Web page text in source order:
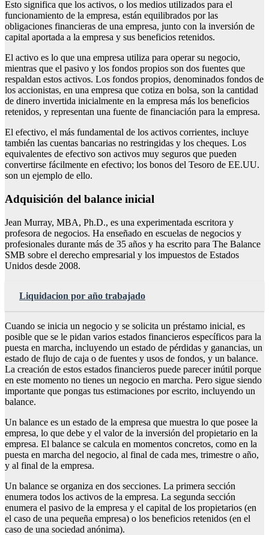
Esto significa que los activos, o los medios utilizados para el
funcionamiento de la empresa, están equilibrados por las
obligaciones financieras de una empresa, junto con la inversión de
capital aportada a la empresa y sus beneficios retenidos.
El activo es lo que una empresa utiliza para operar su negocio,
mientras que el pasivo y los fondos propios son dos fuentes que
respaldan estos activos. Los fondos propios, denominados fondos de
los accionistas, en una empresa que cotiza en bolsa, son la cantidad
de dinero invertida inicialmente en la empresa más los beneficios
retenidos, y representan una fuente de financiación para la empresa.
El efectivo, el más fundamental de los activos corrientes, incluye
también las cuentas bancarias no restringidas y los cheques. Los
equivalentes de efectivo son activos muy seguros que pueden
convertirse fácilmente en efectivo; los bonos del Tesoro de EE.UU.
son un ejemplo de ello.
Adquisición del balance inicial
Jean Murray, MBA, Ph.D., es una experimentada escritora y
profesora de negocios. Ha enseñado en escuelas de negocios y
profesionales durante más de 35 años y ha escrito para The Balance
SMB sobre el derecho empresarial y los impuestos de Estados
Unidos desde 2008.
Liquidacion por año trabajado
Cuando se inicia un negocio y se solicita un préstamo inicial, es
posible que se le pidan varios estados financieros específicos para la
puesta en marcha, incluyendo un estado de pérdidas y ganancias, un
estado de flujo de caja o de fuentes y usos de fondos, y un balance.
La creación de estos estados financieros puede parecer inútil porque
en este momento no tienes un negocio en marcha. Pero sigue siendo
importante que pongas tus estimaciones por escrito, incluyendo un
balance.
Un balance es un estado de la empresa que muestra lo que posee la
empresa, lo que debe y el valor de la inversión del propietario en la
empresa. El balance se calcula en momentos concretos, como en la
puesta en marcha del negocio, al final de cada mes, trimestre o año,
y al final de la empresa.
Un balance se organiza en dos secciones. La primera sección
enumera todos los activos de la empresa. La segunda sección
enumera el pasivo de la empresa y el capital de los propietarios (en
el caso de una pequeña empresa) o los beneficios retenidos (en el
caso de una sociedad anónima).